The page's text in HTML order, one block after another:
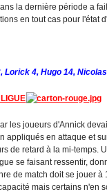
la dernière période a
en tout cas pour l'état
Lorick 4, Hugo 14,
les joueurs d'Annick
appliqués en attaque et
de retard à la mi-temps.
se faisant ressentir,
de match doit se jouer à
mais certains n'en